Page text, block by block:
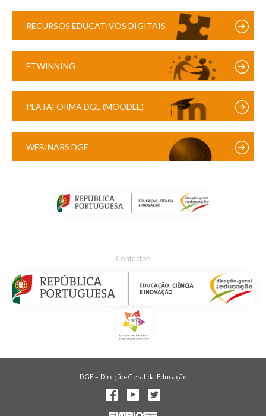
RECURSOS EDUCATIVOS DIGITAIS
ETWINNING
PLATAFORMA DGE (MOODLE)
WEBINARS DGE
Contactos
DGE – Direção-Geral da Educação